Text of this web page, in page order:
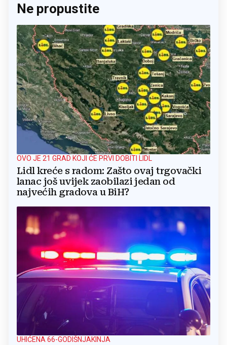
Ne propustite
OVO JE 21 GRAD KOJI ĆE PRVI DOBITI LIDL
Lidl kreće s radom: Zašto ovaj trgovački
lanac još uvijek zaobilazi jedan od
najvećih gradova u BiH?
UHIĆENA 66-GODIŠNJAKINJA